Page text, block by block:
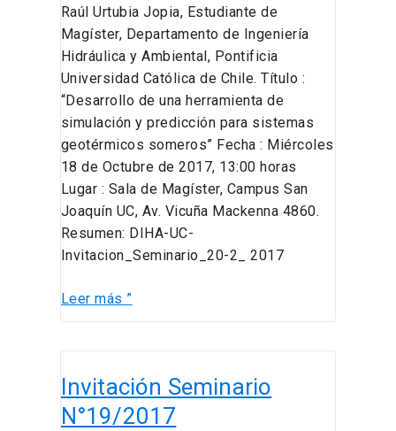
Raúl Urtubia Jopia, Estudiante de
Magíster, Departamento de Ingeniería
Hidráulica y Ambiental, Pontificia
Universidad Católica de Chile. Título :
“Desarrollo de una herramienta de
simulación y predicción para sistemas
geotérmicos someros” Fecha : Miércoles
18 de Octubre de 2017, 13:00 horas
Lugar : Sala de Magíster, Campus San
Joaquín UC, Av. Vicuña Mackenna 4860.
Resumen: DIHA-UC-
Invitacion_Seminario_20-2_ 2017
Leer más ”
Invitación Seminario
N°19/2017
Seminario
N°19/2017